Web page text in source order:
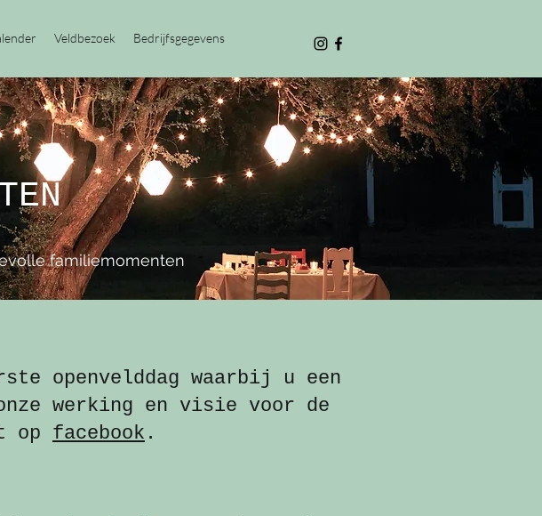
Veldbezoek Bedrijfsgegevens
familiemomenten
openvelddag waarbij u een
werking en visie voor de
op facebook .